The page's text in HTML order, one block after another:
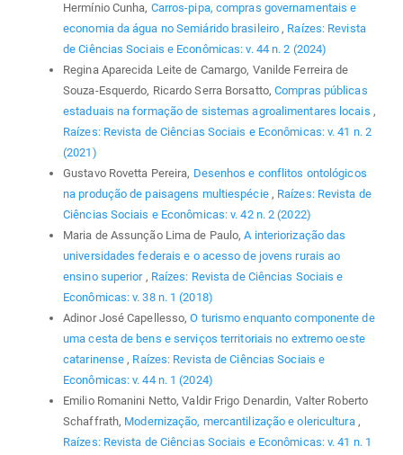
Hermínio Cunha, Carros-pipa, compras governamentais e
economia da água no Semiárido brasileiro, Raízes: Revista
de Ciências Sociais e Econômicas: v. 44 n. 2 (2024)
Regina Aparecida Leite de Camargo, Vanilde Ferreira de
Souza-Esquerdo, Ricardo Serra Borsatto,Compras públicas
estaduais na formação de sistemas agroalimentares locais ,
Raízes: Revista de Ciências Sociais e Econômicas: v. 41 n. 2
(2021)
Gustavo Rovetta Pereira, Desenhos e conflitos ontológicos
na produção de paisagens multiespécie , Raízes: Revista de
Ciências Sociais e Econômicas: v. 42 n. 2 (2022)
Maria de Assunção Lima de Paulo,A interiorização das
universidades federais e o acesso de jovens rurais ao
ensino superior , Raízes: Revista de Ciências Sociais e
Econômicas: v. 38 n. 1 (2018)
Adinor José Capellesso,O turismo enquanto componente de
uma cesta de bens e serviços territoriais no extremo oeste
catarinense, Raízes: Revista de Ciências Sociais e
Econômicas: v. 44 n. 1 (2024)
Emilio Romanini Netto, Valdir Frigo Denardin, Valter Roberto
Schaffrath, Modernização, mercantilização e olericultura ,
Raízes: Revista de Ciências Sociais e Econômicas: v. 41 n. 1